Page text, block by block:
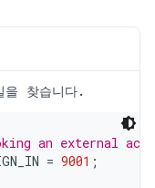
을 찾습니다.
an external
= 9001 ;